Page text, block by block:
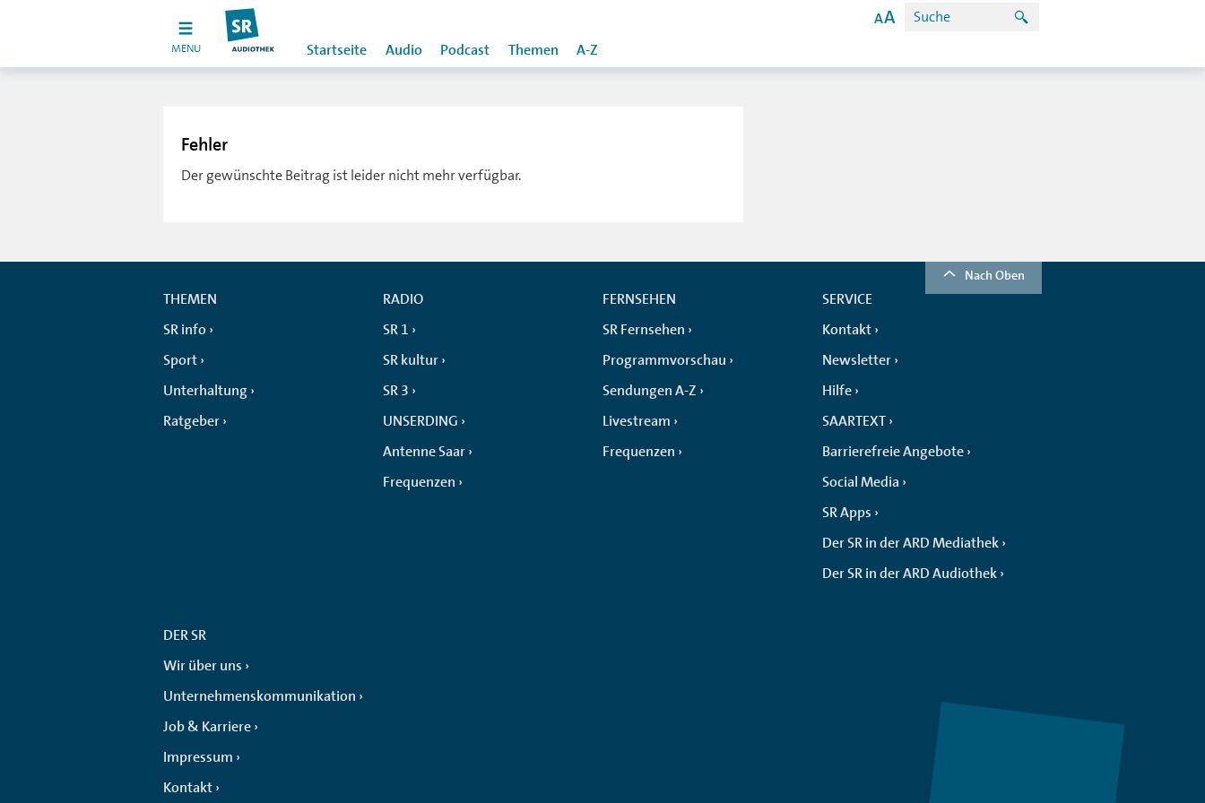
MENU Startseite Audio Podcast Themen A-Z
Fehler
Der gewünschte Beitrag ist leider nicht mehr verfügbar.
Nach Oben
THEMEN
SR info
Sport
Unterhaltung
Ratgeber
RADIO
SR 1
SR kultur
SR 3
UNSERDING
Antenne Saar
Frequenzen
FERNSEHEN
SR Fernsehen
Programmvorschau
Sendungen A-Z
Livestream
Frequenzen
SERVICE
Kontakt
Newsletter
Hilfe
SAARTEXT
Barrierefreie Angebote
Social Media
SR Apps
Der SR in der ARD Mediathek
Der SR in der ARD Audiothek
DER SR
Wir über uns
Unternehmenskommunikation
Job & Karriere
Impressum
Kontakt